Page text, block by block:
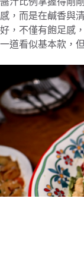
感，而是在鹹香與
好，不僅有飽足感
一道看似基本款，